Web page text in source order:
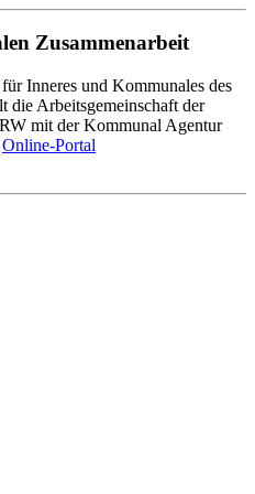
Zusammenarbeit
Inneres und Kommunales des
die Arbeitsgemeinschaft der
mit der Kommunal Agentur
Online-Portal